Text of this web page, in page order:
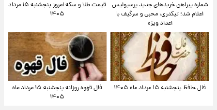
شماره پیراهن خریدهای جدید پرسپولیس
اعلام شد؛ تیکدری، محبی و سرگیف با
اعداد ویژه
قیمت طلا و سکه امروز پنجشنبه ۱۵ مرداد
۱۴۰۵
فال حافظ پنجشنبه ۱۵ مرداد ماه ۱۴۰۵
فال قهوه روزانه پنجشنبه ۱۵ مرداد ماه
۱۴۰۵